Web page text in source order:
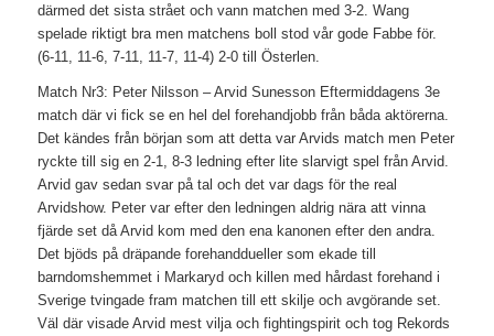
därmed det sista strået och vann matchen med 3-2. Wang
spelade riktigt bra men matchens boll stod vår gode Fabbe för.
(6-11, 11-6, 7-11, 11-7, 11-4) 2-0 till Österlen.
Match Nr3: Peter Nilsson – Arvid Sunesson Eftermiddagens 3e
match där vi fick se en hel del forehandjobb från båda aktörerna.
Det kändes från början som att detta var Arvids match men Peter
ryckte till sig en 2-1, 8-3 ledning efter lite slarvigt spel från Arvid.
Arvid gav sedan svar på tal och det var dags för the real
Arvidshow. Peter var efter den ledningen aldrig nära att vinna
fjärde set då Arvid kom med den ena kanonen efter den andra.
Det bjöds på dräpande forehanddueller som ekade till
barndomshemmet i Markaryd och killen med hårdast forehand i
Sverige tvingade fram matchen till ett skilje och avgörande set.
Väl där visade Arvid mest vilja och fightingspirit och tog Rekords